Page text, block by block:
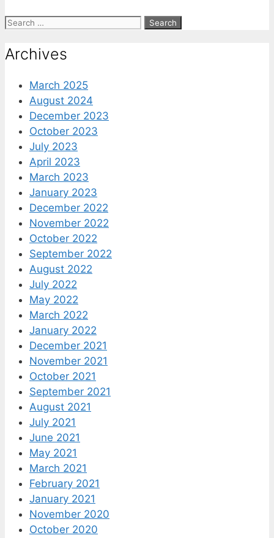
Search
Archives
March 2025
August 2024
December 2023
October 2023
July 2023
April 2023
March 2023
January 2023
December 2022
November 2022
October 2022
September 2022
August 2022
July 2022
May 2022
March 2022
January 2022
December 2021
November 2021
October 2021
September 2021
August 2021
July 2021
June 2021
May 2021
March 2021
February 2021
January 2021
November 2020
October 2020